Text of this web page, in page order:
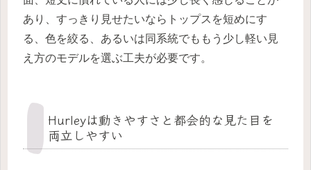
あり、すっきり見せたいならトップスを短めにす
る、色を絞る、あるいは同系統でももう少し軽い見
え方のモデルを選ぶ工夫が必要です。
Hurleyは動きやすさと都会的な見た目を
両立しやすい